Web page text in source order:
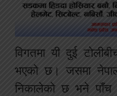
विगतमा यी दुई
भएको छ। जसमा
निकालेको छ भने पाँच